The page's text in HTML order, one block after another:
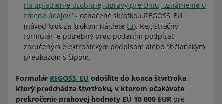
na uplatnenie osobitnej úpravy pre Úniu, oznámenie o
zmene údajov" - označené skratkou REGOSS_EU
(návod krok za krokom nájdete tu). Registračný
formulár je potrebný pred podaním podpísať
zaručeným elektronickým podpisom alebo občianskym
preukazom s čipom.
Formulár REGOSS_EU odošlite do konca štvrťroka,
ktorý predchádza štvrťroku, v ktorom očakávate
prekročenie prahovej hodnoty EÚ 10 000 EUR pre